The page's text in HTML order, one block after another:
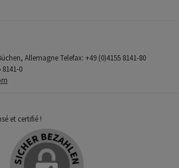
Allemagne Telefax: +49 (0)4155 8141-80
0
et certifié !